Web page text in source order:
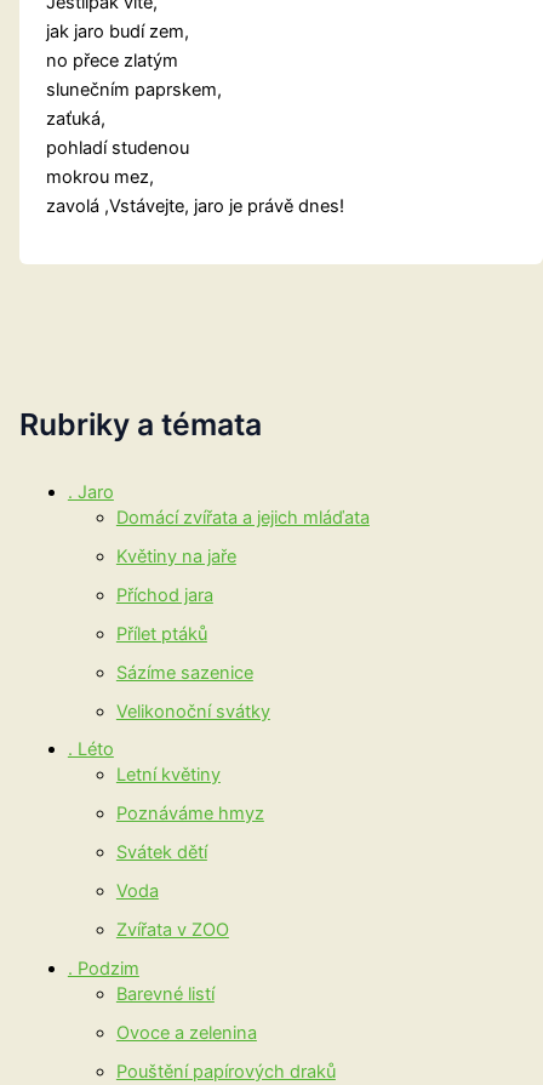
Rubriky a témata
. Jaro
Domácí zvířata a jejich mláďata
Květiny na jaře
Příchod jara
Přílet ptáků
Sázíme sazenice
Velikonoční svátky
. Léto
Letní květiny
Poznáváme hmyz
Svátek dětí
Voda
Zvířata v ZOO
. Podzim
Barevné listí
Ovoce a zelenina
Pouštění papírových draků
jak jaro budí zem,
no přece zlatým
slunečním paprskem,
zaťuká,
pohladí studenou
mokrou mez,
zavolá ,Vstávejte, jaro je právě dnes!